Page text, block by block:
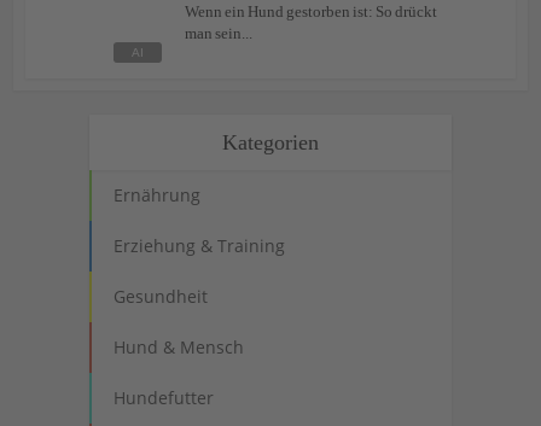
Wenn ein Hund gestorben ist: So drückt
man sein...
Kategorien
Ernährung
Erziehung & Training
Gesundheit
Hund & Mensch
Hundefutter